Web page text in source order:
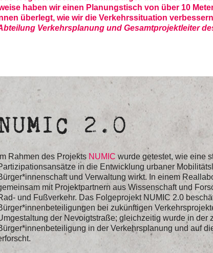
haben wir einen Planungstisch von über 10
überlegt, wie wir die Verkehrssituation
Verkehrsplanung und Gesamtprojektleiter
2.0
Im Rahmen des Projekts NUMIC wurde getestet, wie eine
in die Entwicklung urbaner
und Verwaltung wirkt. In einem
mit Projektpartnern aus Wissenschaft und
und Fußverkehr. Das Folgeprojekt NUMIC 2.0
bei zukünftigen
der Nevoigtstraße; gleichzeitig wurde in der
in der Verkehrsplanung und auf